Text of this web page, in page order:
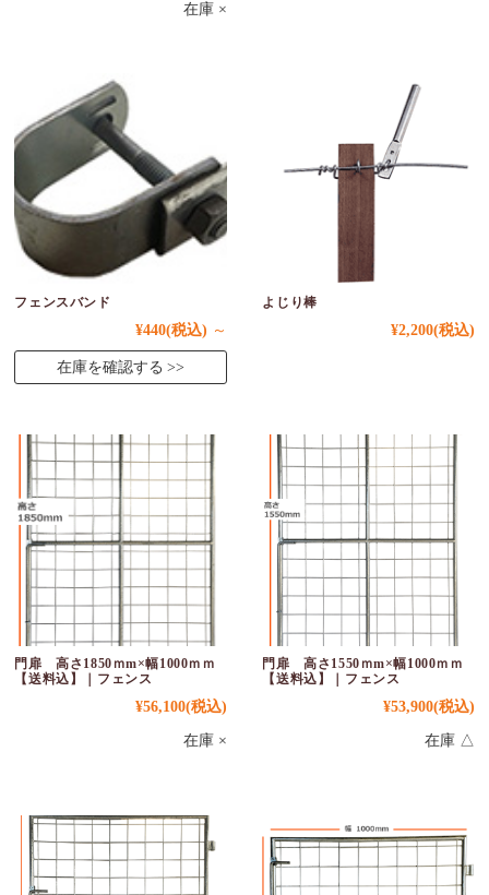
在庫 ×
フェンスバンド
¥440(税込) ～
在庫を確認する
よじり棒
¥2,200(税込)
門扉 高さ1850ｍm×幅1000ｍｍ
【送料込】｜フェンス
¥56,100(税込)
在庫 ×
門扉 高さ1550ｍm×幅1000ｍｍ
【送料込】｜フェンス
¥53,900(税込)
在庫 △